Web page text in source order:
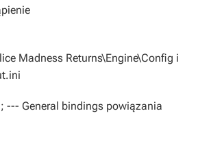
Madness Returns\Engine\Config i
--- General bindings powiązania